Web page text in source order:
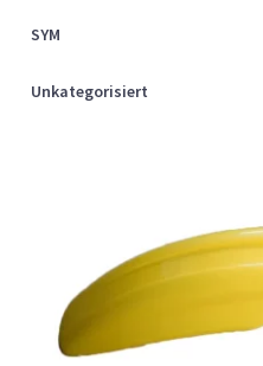
SYM
Unkategorisiert